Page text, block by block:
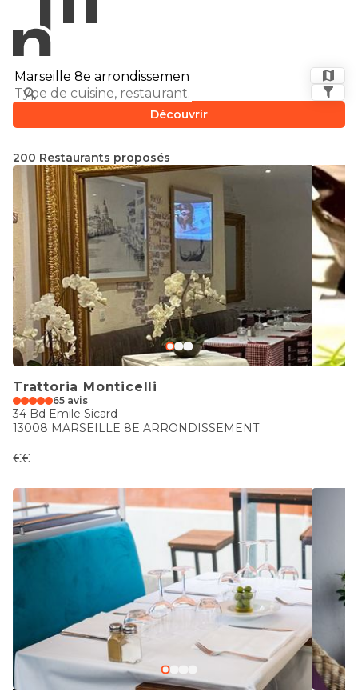
Découvrir
200 Restaurants proposés
Trattoria Monticelli
65 avis
34 Bd Emile Sicard
13008 MARSEILLE 8E ARRONDISSEMENT
€€